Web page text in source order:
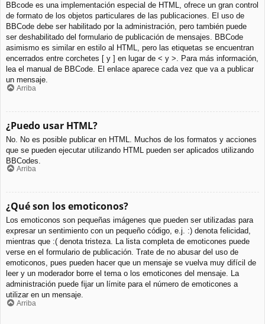
BBcode es una implementación especial de HTML, ofrece un gran control
de formato de los objetos particulares de las publicaciones. El uso de
BBCode debe ser habilitado por la administración, pero también puede
ser deshabilitado del formulario de publicación de mensajes. BBCode
asimismo es similar en estilo al HTML, pero las etiquetas se encuentran
encerrados entre corchetes [ y ] en lugar de < y >. Para más información,
lea el manual de BBCode. El enlace aparece cada vez que va a publicar
un mensaje.
Arriba
¿Puedo usar HTML?
No. No es posible publicar en HTML. Muchos de los formatos y acciones
que se pueden ejecutar utilizando HTML pueden ser aplicados utilizando
BBCodes.
Arriba
¿Qué son los emoticonos?
Los emoticonos son pequeñas imágenes que pueden ser utilizadas para
expresar un sentimiento con un pequeño código, e.j. :) denota felicidad,
mientras que :( denota tristeza. La lista completa de emoticones puede
verse en el formulario de publicación. Trate de no abusar del uso de
emoticonos, pues pueden hacer que un mensaje se vuelva muy difícil de
leer y un moderador borre el tema o los emoticones del mensaje. La
administración puede fijar un límite para el número de emoticones a
utilizar en un mensaje.
Arriba